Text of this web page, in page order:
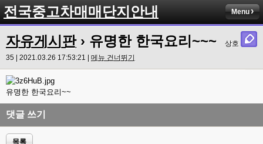
전국중고차매매단지안내 Menu
자유게시판› 유명한 한국요리~~~
상호
35 | 2021.03.26 17:53:21 | 메뉴 건너뛰기
유명한 한국요리~~
댓글 쓰기
목록